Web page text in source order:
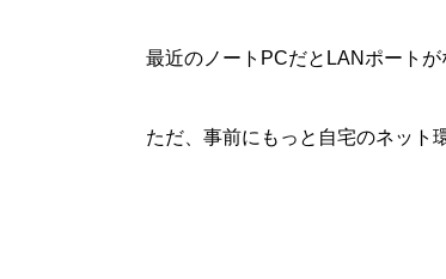
最近のノートPCだとLANポートが
ただ、事前にもっと自宅のネット